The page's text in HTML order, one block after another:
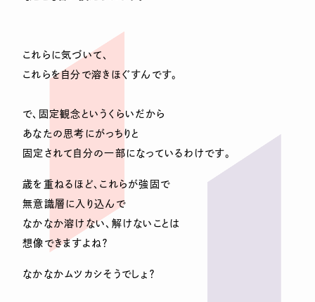
これらに気づいて、
これらを自分で溶きほぐすんです。
で、固定観念というくらいだから
あなたの思考にがっちりと
固定されて自分の一部になっているわけです。
歳を重ねるほど、これらが強固で
無意識層に入り込んで
なかなか溶けない、解けないことは
想像できますよね？
なかなかムツカシそうでしょ？